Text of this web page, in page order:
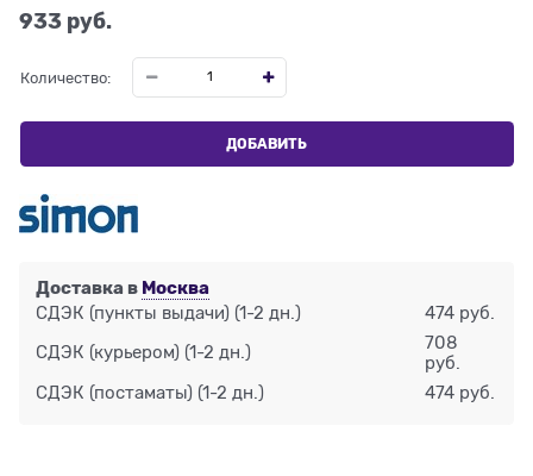
933 руб.
Количество:
ДОБАВИТЬ
Доставка в Москва
СДЭК (пункты выдачи) (1-2 дн.) 474 руб.
СДЭК (курьером) (1-2 дн.)
708
руб.
СДЭК (постаматы) (1-2 дн.) 474 руб.